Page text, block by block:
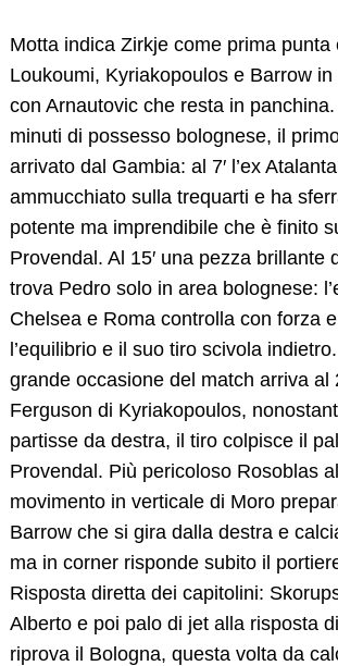
Motta indica Zirkje come prima punta
Loukoumi, Kyriakopoulos e Barrow
con Arnautovic che resta in
minuti di possesso bolognese, il
arrivato dal Gambia: al 7′ l’ex
ammucchiato sulla trequarti e ha
potente ma imprendibile che è finito
Provendal. Al 15′ una pezza brillante
trova Pedro solo in area bolognese:
Chelsea e Roma controlla con forza
l’equilibrio e il suo tiro scivola
grande occasione del match arriva al
Ferguson di Kyriakopoulos,
partisse da destra, il tiro colpisce il
Provendal. Più pericoloso Rosoblas al
movimento in verticale di Moro
Barrow che si gira dalla destra e
ma in corner risponde subito il
Risposta diretta dei capitolini:
Alberto e poi palo di jet alla risposta
riprova il Bologna, questa volta da